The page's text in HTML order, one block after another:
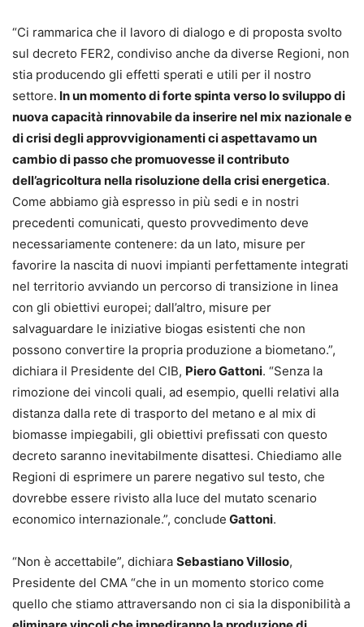
“Ci rammarica che il lavoro di dialogo e di proposta svolto
sul decreto FER2, condiviso anche da diverse Regioni, non
stia producendo gli effetti sperati e utili per il nostro
settore. In un momento di forte spinta verso lo sviluppo di
nuova capacità rinnovabile da inserire nel mix nazionale e
di crisi degli approvvigionamenti ci aspettavamo un
cambio di passo che promuovesse il contributo
dell’agricoltura nella risoluzione della crisi energetica.
Come abbiamo già espresso in più sedi e in nostri
precedenti comunicati, questo provvedimento deve
necessariamente contenere: da un lato, misure per
favorire la nascita di nuovi impianti perfettamente integrati
nel territorio avviando un percorso di transizione in linea
con gli obiettivi europei; dall’altro, misure per
salvaguardare le iniziative biogas esistenti che non
possono convertire la propria produzione a biometano.”,
dichiara il Presidente del CIB, Piero Gattoni. “Senza la
rimozione dei vincoli quali, ad esempio, quelli relativi alla
distanza dalla rete di trasporto del metano e al mix di
biomasse impiegabili, gli obiettivi prefissati con questo
decreto saranno inevitabilmente disattesi. Chiediamo alle
Regioni di esprimere un parere negativo sul testo, che
dovrebbe essere rivisto alla luce del mutato scenario
economico internazionale.”, conclude Gattoni.
“Non è accettabile”, dichiara Sebastiano Villosio,
Presidente del CMA “che in un momento storico come
quello che stiamo attraversando non ci sia la disponibilità a